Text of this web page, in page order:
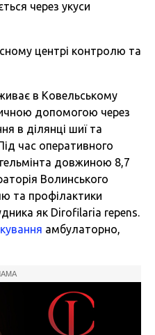
через укуси
центрі контролю та
в Ковельському
допомогою через
в ділянці шиї та
час оперативного
довжиною 8,7
Волинського
та профілактики
як Dirofilaria repens.
амбулаторно,